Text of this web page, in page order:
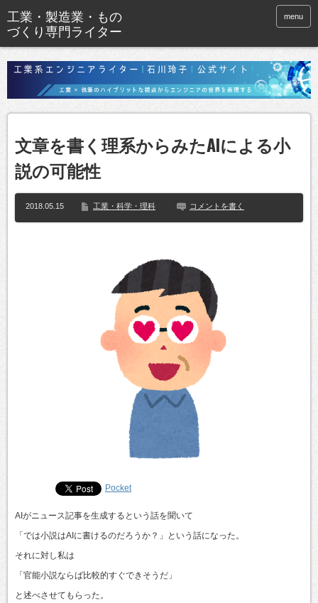
menu
文章を書く理系からみたAIによる小
説の可能性
2018.05.15 工業・科学・理科 コメントを書く
Pocket
AIがニュース記事を生成するという話を聞いて
「では小説はAIに書けるのだろうか？」という話になった。
それに対し私は
「官能小説ならば比較的すぐできそうだ」
と述べさせてもらった。